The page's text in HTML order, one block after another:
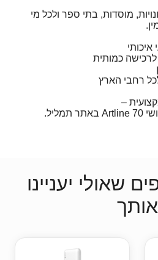
מוסדות, בתי ספר ולכל מי
איכותי
כמותית
רחבי הארץ
–
שאולי יעניינו
אותך